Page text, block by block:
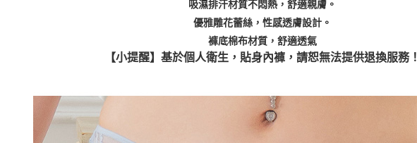
吸濕排汗材質不悶熱，舒適親膚。
優雅雕花蕾絲，性感透膚設計。
褲底棉布材質，舒適透氣
【小提醒】基於個人衛生，貼身內褲，請恕無法提供退換服務！